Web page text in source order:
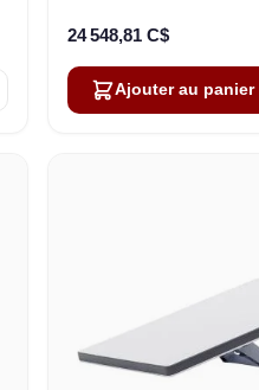
24 548,81 C$
Ajouter au panier